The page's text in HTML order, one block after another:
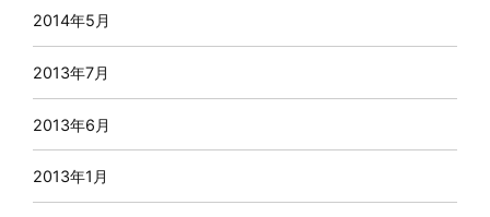
2014年5月
2013年7月
2013年6月
2013年1月